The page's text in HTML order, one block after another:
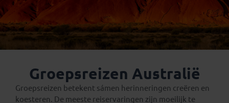
Groepsreizen Australië
Groepsreizen betekent sámen herinneringen creëren en
koesteren. De meeste reiservaringen zijn moeilijk te